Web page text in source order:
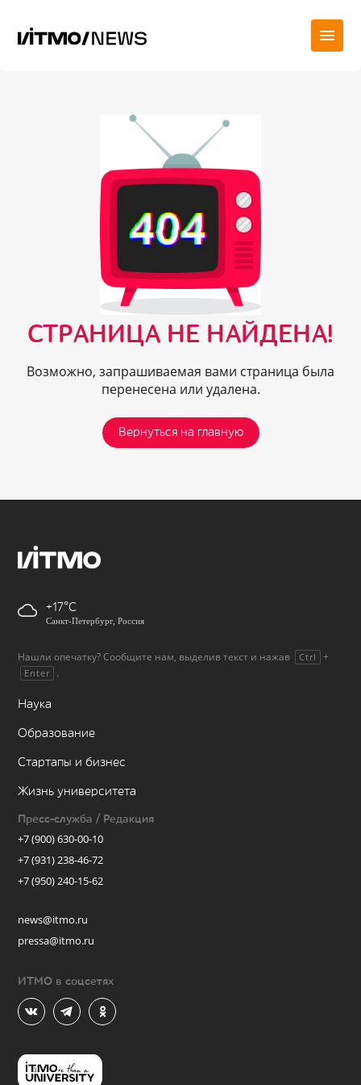
СТРАНИЦА НЕ НАЙДЕНА!
Возможно, запрашиваемая вами страница была
перенесена или удалена.
Вернуться на главную
+17
Санкт-Петербург, Россия
Нашли опечатку? Сообщите нам, выделив текст и нажав Ctrl +
Enter .
Наука
Образование
Стартапы и бизнес
Жизнь университета
Пресс-служба / Редакция
+7 (900) 630-00-10
+7 (931) 238-46-72
+7 (950) 240-15-62
news@itmo.ru
pressa@itmo.ru
ИТМО в соцсетях